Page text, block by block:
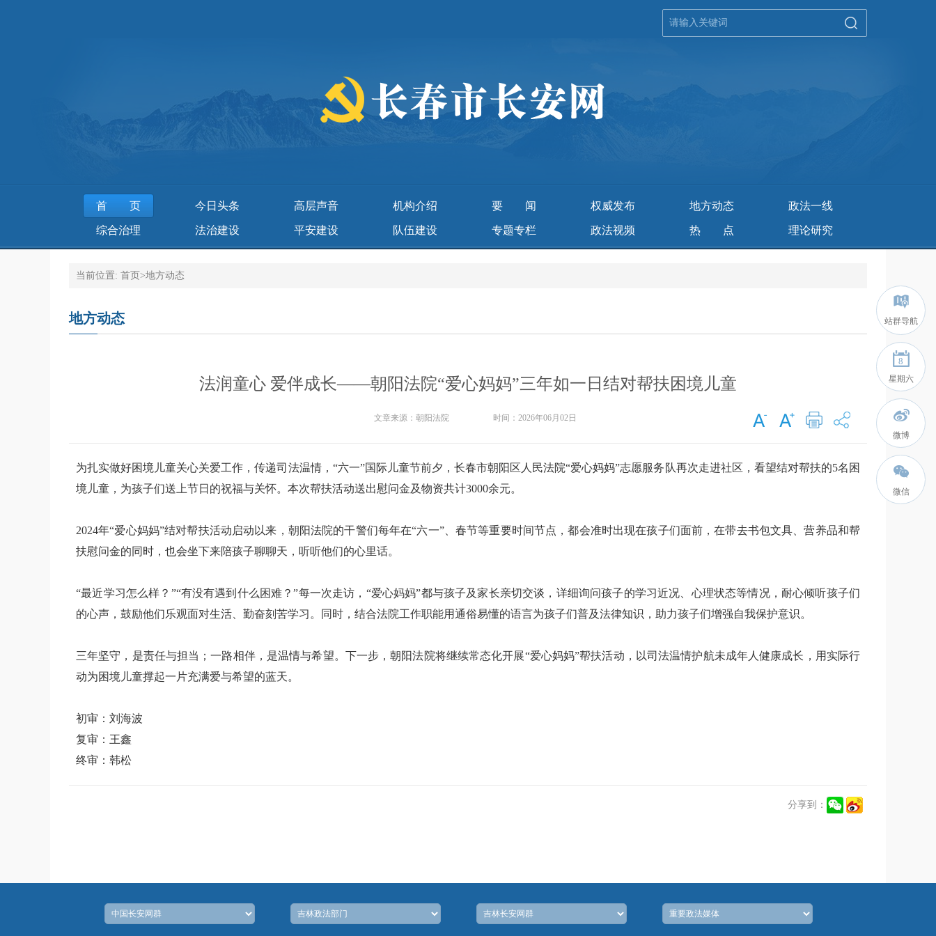
首页 今日头条 高层声音 机构介绍 要 闻 权威发布 地方动态 政法一线
综合治理 法治建设 平安建设 队伍建设 专题专栏 政法视频 热 点 理论研究
当前位置: 首页 >地方动态
地方动态
法润童心 爱伴成长——朝阳法院“爱心妈妈”三年如一日结对帮扶困境儿童
文章来源： 朝阳法院 时间： 2026年06月02日
为扎实做好困境儿童关心关爱工作，传递司法温情，“六一”国际儿童节前夕，长春市朝阳区人民法院“爱心妈妈”志愿服务队再次走进社区，看望结对帮扶的5名困
境儿童，为孩子们送上节日的祝福与关怀。本次帮扶活动送出慰问金及物资共计3000余元。
2024年“爱心妈妈”结对帮扶活动启动以来，朝阳法院的干警们每年在“六一”、春节等重要时间节点，都会准时出现在孩子们面前，在带去书包文具、营养品和帮
扶慰问金的同时，也会坐下来陪孩子聊聊天，听听他们的心里话。
“最近学习怎么样？”“有没有遇到什么困难？”每一次走访，“爱心妈妈”都与孩子及家长亲切交谈，详细询问孩子的学习近况、心理状态等情况，耐心倾听孩子们
的心声，鼓励他们乐观面对生活、勤奋刻苦学习。同时，结合法院工作职能用通俗易懂的语言为孩子们普及法律知识，助力孩子们增强自我保护意识。
三年坚守，是责任与担当；一路相伴，是温情与希望。下一步，朝阳法院将继续常态化开展“爱心妈妈”帮扶活动，以司法温情护航未成年人健康成长，用实际行
动为困境儿童撑起一片充满爱与希望的蓝天。
初审：刘海波
复审：王鑫
终审：韩松
分享到：
站群导航
8
星期六
微博
微信